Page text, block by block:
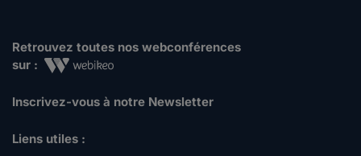
Retrouvez toutes nos webconférences
sur :
Inscrivez-vous à notre Newsletter
Liens utiles :